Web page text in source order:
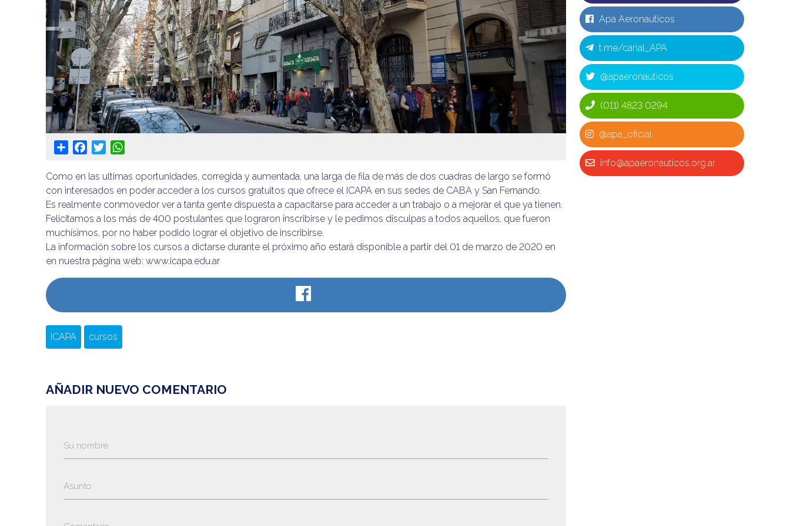
Share Facebook
Twitter
Como en las ultimas oportunidades, corregida y aumentada, una larga de fila de más de dos cuadras de largo se formó
con interesados en poder acceder a los cursos gratuitos que ofrece el ICAPA en sus sedes de CABA y San Fernando.
Es realmente conmovedor ver a tanta gente dispuesta a capacitarse para acceder a un trabajo o a mejorar el que ya tienen.
Felicitamos a los más de 400 postulantes que lograron inscribirse y le pedimos disculpas a todos aquellos, que fueron
muchísimos, por no haber podido lograr el objetivo de inscribirse.
La información sobre los cursos a dictarse durante el próximo año estará disponible a partir del 01 de marzo de 2020 en
en nuestra página web: www.icapa.edu.ar
ICAPA cursos
AÑADIR NUEVO COMENTARIO
Su nombre
Asunto
Apa Aeronauticos
t.me/canal_APA
@apaeronauticos
(011) 4823 0294
@apa_oficial
info@apaeronauticos.org.ar